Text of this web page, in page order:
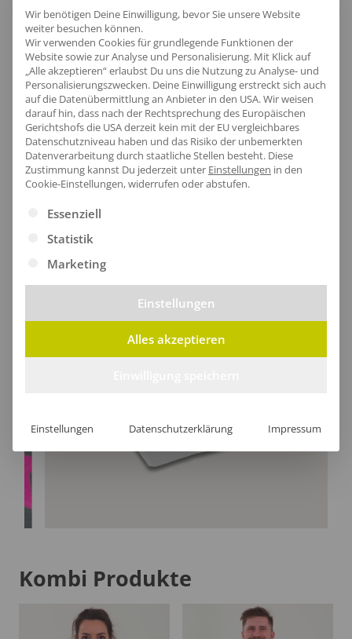
Lieferzeit
[jgm-review-widget]
Kundenprojekte
Kombi Produkte
Wir benötigen Deine Einwilligung, bevor Sie unsere Website
weiter besuchen können.
Wir verwenden Cookies für grundlegende Funktionen der
Website sowie zur Analyse und Personalisierung. Mit Klick auf
„Alle akzeptieren“ erlaubst Du uns die Nutzung zu Analyse- und
Personalisierungszwecken. Deine Einwilligung erstreckt sich auch
auf die Datenübermittlung an Anbieter in den USA. Wir weisen
darauf hin, dass nach der Rechtsprechung des Europäischen
Gerichtshofs die USA derzeit kein mit der EU vergleichbares
Datenschutzniveau haben und das Risiko der unbemerkten
Datenverarbeitung durch staatliche Stellen besteht. Diese
Zustimmung kannst Du jederzeit unter Einstellungen in den
Cookie-Einstellungen, widerrufen oder abstufen.
Es folgt eine Liste der Service-Gruppen, für die eine
Essenziell
Statistik
Marketing
Einstellungen
Alles akzeptieren
Einstellungen Datenschutzerklärung Impressum